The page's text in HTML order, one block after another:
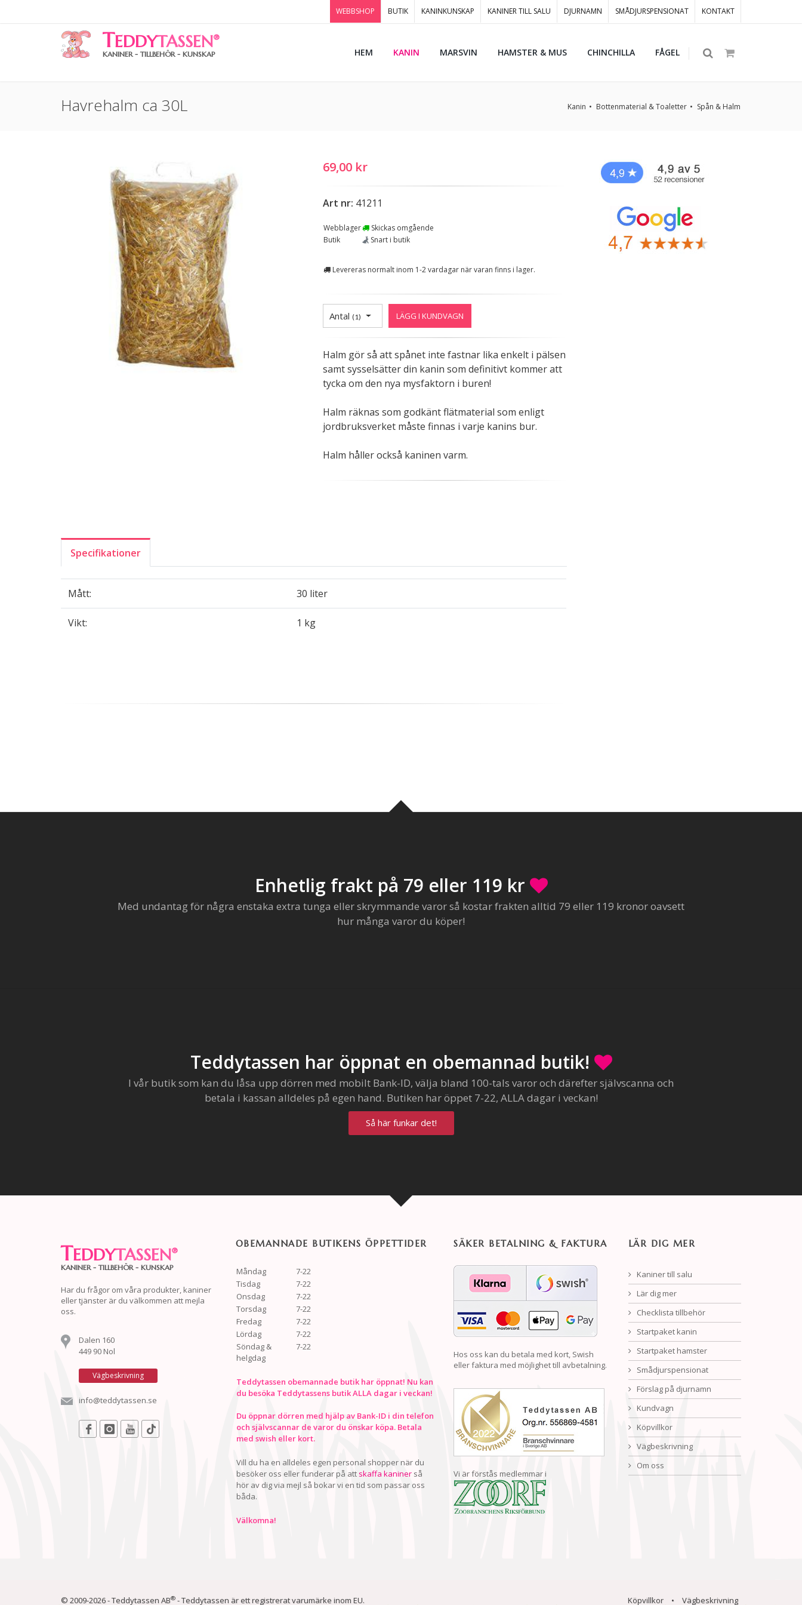
WEBBSHOP BUTIK KANINKUNSKAP KANINER TILL SALU DJURNAMN SMÅDJURSPENSIONAT KONTAKT
TEDDYTASSEN®
KANINER - TILLBEHÖR - KUNSKAP HEM KANIN MARSVIN HAMSTER & MUS CHINCHILLA FÅGEL
Havrehalm ca 30L Kanin Bottenmaterial & Toaletter Spån & Halm
69,00 kr
Art nr: 41211
Webblager
Skickas omgående
Butik
Snart i butik
Levereras normalt inom 1-2 vardagar när varan finns i lager.
Antal (1) LÄGG I KUNDVAGN
Halm gör så att spånet inte fastnar lika enkelt i pälsen
samt sysselsätter din kanin som definitivt kommer att
tycka om den nya mysfaktorn i buren!
Halm räknas som godkänt flätmaterial som enligt
jordbruksverket måste finnas i varje kanins bur.
Halm håller också kaninen varm.
Specifikationer
Mått: 30 liter
Vikt: 1 kg
Enhetlig frakt på 79 eller 119 kr
Med undantag för några enstaka extra tunga eller skrymmande varor så kostar frakten alltid 79 eller 119 kronor oavsett
hur många varor du köper!
Teddytassen har öppnat en obemannad butik!
I vår butik som kan du låsa upp dörren med mobilt Bank-ID, välja bland 100-tals varor och därefter självscanna och
betala i kassan alldeles på egen hand. Butiken har öppet 7-22, ALLA dagar i veckan!
Så här funkar det!
TEDDYTASSEN®
KANINER - TILLBEHÖR - KUNSKAP
Har du frågor om våra produkter, kaniner
eller tjänster är du välkommen att mejla
oss.
Dalen 160
449 90 Nol
Vägbeskrivning
info@teddytassen.se
OBEMANNADE BUTIKENS ÖPPETTIDER
Måndag
7-22
Tisdag
7-22
Onsdag
7-22
Torsdag
7-22
Fredag
7-22
Lördag
7-22
Söndag &
helgdag
7-22
Teddytassen obemannade butik har öppnat! Nu kan
du besöka Teddytassens butik ALLA dagar i veckan!
Du öppnar dörren med hjälp av Bank-ID i din telefon
och självscannar de varor du önskar köpa. Betala
med swish eller kort.
Vill du ha en alldeles egen personal shopper när du
besöker oss eller funderar på att skaffa kaninerså
hör av dig via mejl så bokar vi en tid som passar oss
båda.
Välkomna!
SÄKER BETALNING & FAKTURA
Hos oss kan du betala med kort, Swish
eller faktura med möjlighet till avbetalning.
Vi är förstås medlemmar i
LÄR DIG MER
Kaniner till salu
Lär dig mer
Checklista tillbehör
Startpaket kanin
Startpaket hamster
Smådjurspensionat
Förslag på djurnamn
Kundvagn
Köpvillkor
Vägbeskrivning
Om oss
Köpvillkor • Vägbeskrivning
© 2009-2026 - Teddytassen AB® - Teddytassen är ett registrerat varumärke inom EU.